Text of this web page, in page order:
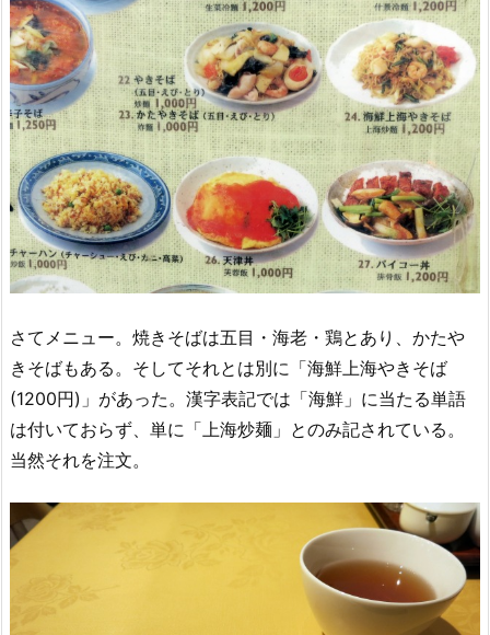
さてメニュー。焼きそばは五目・海老・鶏とあり、かたや
きそばもある。そしてそれとは別に「海鮮上海やきそば
(1200円)」があった。漢字表記では「海鮮」に当たる単語
は付いておらず、単に「上海炒麺」とのみ記されている。
当然それを注文。